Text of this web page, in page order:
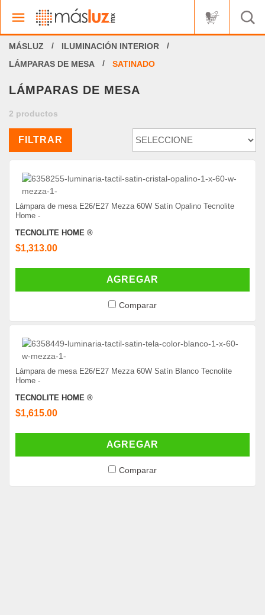
ILUMINACIÓN INTERIOR
LÁMPARAS DE MESA
SATINADO
LÁMPARAS DE MESA
2 productos
FILTRAR
Lámpara de mesa E26/E27 Mezza 60W Satín Opalino Tecnolite
Home -
TECNOLITE HOME ®
$1,313.00
AGREGAR
Comparar
Lámpara de mesa E26/E27 Mezza 60W Satín Blanco Tecnolite
Home -
TECNOLITE HOME ®
$1,615.00
AGREGAR
Comparar